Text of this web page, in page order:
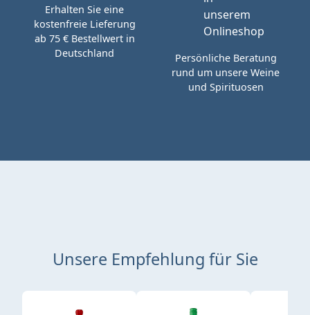
Erhalten Sie eine
kostenfreie Lieferung
ab 75 € Bestellwert in
Deutschland
Persönliche Beratung
rund um unsere Weine
und Spirituosen
Unsere Empfehlung für Sie
Produktgalerie überspringen